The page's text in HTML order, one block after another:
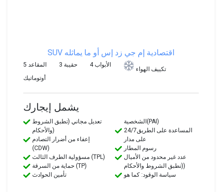
SUV اقتصادية إم جي زد إس أو ما يماثله
5 المقاعد 3 حقيبة 4 الأبواب
تكييف الهواء
أوتوماتيك
يشمل إيجارك
تعديل مجاني (تطبق الشروط
والأحكام)
إعفاء من أضرار التصادم
(CDW)
مسؤولية الطرف الثالث (TPL)
حماية من السرقة (TP)
تأمين الحوادث
الشخصية(PAI)
24/7المساعدة على الطريق
على مدار
رسوم المطار
عدد غير محدود من الأميال
(تطبق الشروط والأحكام)
سياسة الوقود: كما هو